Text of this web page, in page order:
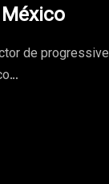
de progressive